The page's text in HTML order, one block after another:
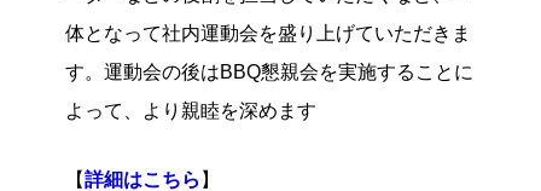
体となって社内運動会を盛り上げていただきま
す。運動会の後はBBQ懇親会を実施することに
よって、より親睦を深めます
【詳細はこちら 】